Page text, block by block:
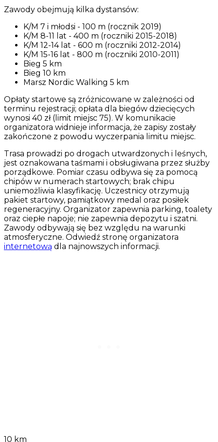
Zawody obejmują kilka dystansów:
K/M 7 i młodsi - 100 m (rocznik 2019)
K/M 8-11 lat - 400 m (roczniki 2015-2018)
K/M 12-14 lat - 600 m (roczniki 2012-2014)
K/M 15-16 lat - 800 m (roczniki 2010-2011)
Bieg 5 km
Bieg 10 km
Marsz Nordic Walking 5 km
Opłaty startowe są zróżnicowane w zależności od
terminu rejestracji; opłata dla biegów dziecięcych
wynosi 40 zł (limit miejsc 75). W komunikacie
organizatora widnieje informacja, że zapisy zostały
zakończone z powodu wyczerpania limitu miejsc.
Trasa prowadzi po drogach utwardzonych i leśnych,
jest oznakowana taśmami i obsługiwana przez służby
porządkowe. Pomiar czasu odbywa się za pomocą
chipów w numerach startowych; brak chipu
uniemożliwia klasyfikację. Uczestnicy otrzymują
pakiet startowy, pamiątkowy medal oraz posiłek
regeneracyjny. Organizator zapewnia parking, toalety
oraz ciepłe napoje; nie zapewnia depozytu i szatni.
Zawody odbywają się bez względu na warunki
atmosferyczne. Odwiedź stronę organizatora
internetową dla najnowszych informacji.
10 km